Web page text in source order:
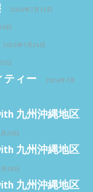
2026年7月31日
日
2026年7月26日
日
ティー 2026年7月
九州沖縄地区
20日
九州沖縄地区
18日
九州沖縄地区